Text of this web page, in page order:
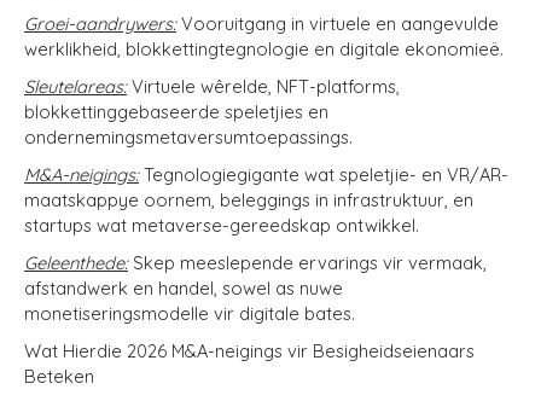
Groei-aandrywers:Vooruitgang in virtuele en aangevulde
werklikheid, blokkettingtegnologie en digitale ekonomieë.
Sleutelareas:Virtuele wêrelde, NFT-platforms,
blokkettinggebaseerde speletjies en
ondernemingsmetaversumtoepassings.
M&A-neigings:Tegnologiegigante wat speletjie- en VR/AR-
maatskappye oornem, beleggings in infrastruktuur, en
startups wat metaverse-gereedskap ontwikkel.
Geleenthede:Skep meeslepende ervarings vir vermaak,
afstandwerk en handel, sowel as nuwe
monetiseringsmodelle vir digitale bates.
Wat Hierdie 2026 M&A-neigings vir Besigheidseienaars
Beteken